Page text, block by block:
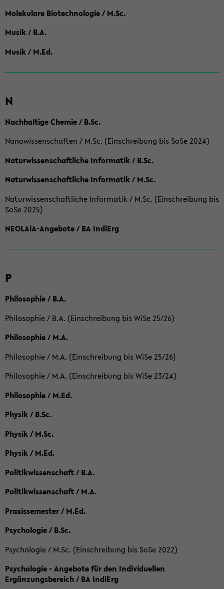
Molekulare Biotechnologie / M.Sc.
Musik / B.A.
Musik / M.Ed.
N
Nachhaltige Chemie / B.Sc.
Nanowissenschaften / M.Sc. (Einschreibung bis SoSe 2024)
Naturwissenschaftliche Informatik / B.Sc.
Naturwissenschaftliche Informatik / M.Sc.
Naturwissenschaftliche Informatik / M.Sc. (Einschreibung bis
SoSe 2025)
NEOLAiA-Angebote / BA IndiErg
P
Philosophie / B.A.
Philosophie / B.A. (Einschreibung bis WiSe 25/26)
Philosophie / M.A.
Philosophie / M.A. (Einschreibung bis WiSe 25/26)
Philosophie / M.A. (Einschreibung bis WiSe 23/24)
Philosophie / M.Ed.
Physik / B.Sc.
Physik / M.Sc.
Physik / M.Ed.
Politikwissenschaft / B.A.
Politikwissenschaft / M.A.
Praxissemester / M.Ed.
Psychologie / B.Sc.
Psychologie / M.Sc. (Einschreibung bis SoSe 2022)
Psychologie - Angebote für den Individuellen
Ergänzungsbereich / BA IndiErg